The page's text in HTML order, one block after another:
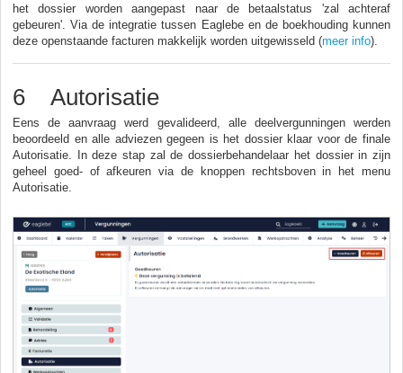
het dossier worden aangepast naar de betaalstatus 'zal achteraf
gebeuren'. Via de integratie tussen Eaglebe en de boekhouding kunnen
deze openstaande facturen makkelijk worden uitgewisseld (meer info).
6 Autorisatie
Eens de aanvraag werd gevalideerd, alle deelvergunningen werden
beoordeeld en alle adviezen gegeen is het dossier klaar voor de finale
Autorisatie. In deze stap zal de dossierbehandelaar het dossier in zijn
geheel goed- of afkeuren via de knoppen rechtsboven in het menu
Autorisatie.